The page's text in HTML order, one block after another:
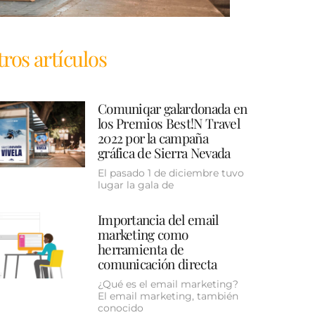
artículos
Comuniqar galardonada en
los Premios Best!N Travel
2022 por la campaña
gráfica de Sierra Nevada
El pasado 1 de diciembre tuvo
lugar la gala de
Importancia del email
marketing como
herramienta de
comunicación directa
¿Qué es el email marketing?
El email marketing, también
conocido